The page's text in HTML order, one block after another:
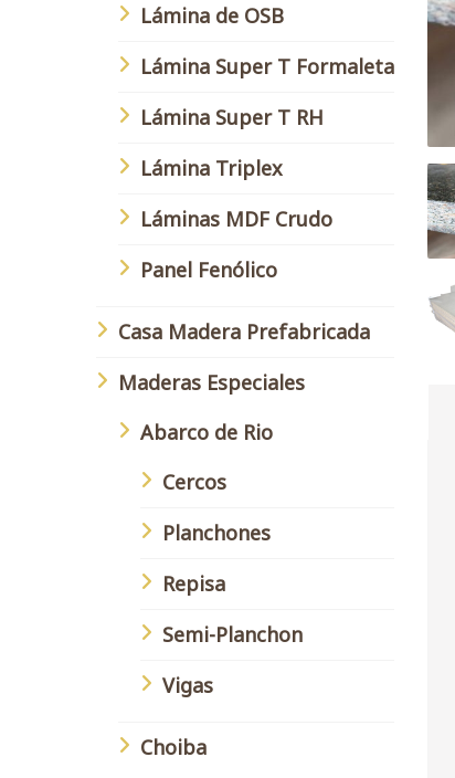
Lámina de OSB
Lámina Super T Formaleta
Lámina Super T RH
Lámina Triplex
Láminas MDF Crudo
Panel Fenólico
Casa Madera Prefabricada
Maderas Especiales
Abarco de Rio
Cercos
Planchones
Repisa
Semi-Planchon
Vigas
Choiba